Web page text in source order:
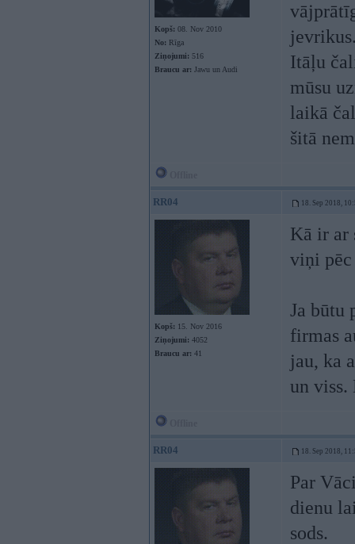
Kopš: 08. Nov 2010
No: Rīga
Ziņojumi: 516
Braucu ar: Jawu un Audi
Itāļu
mūsu
laikā
šitā
RR04 18. Sep 2018,
Kopš: 15. Nov 2016
Ziņojumi: 4052
Braucu ar: 41
Kā ir ar
viņi pēc
Ja būtu
firmas
jau, ka
un viss.
RR04 18. Sep 2018,
Par
dienu
sods.